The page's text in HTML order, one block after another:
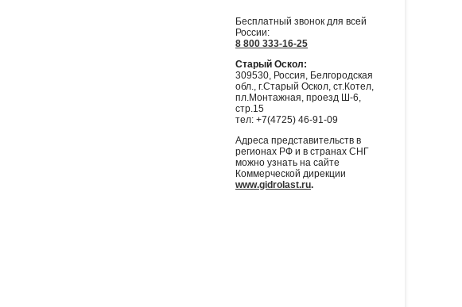
Бесплатный звонок для всей
России:
8 800 333-16-25
Старый Оскол:
309530, Россия, Белгородская
обл., г.Старый Оскол, ст.Котел,
пл.Монтажная, проезд Ш-6,
стр.15
тел: +7(4725) 46-91-09
Адреса представительств в
регионах РФ и в странах СНГ
можно узнать на сайте
Коммерческой дирекции
www.gidrolast.ru.